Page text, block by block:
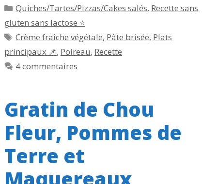
Catégories
Quiches/Tartes/Pizzas/Cakes salés, Recette sans
gluten sans lactose ⭐
Étiquettes
Crème fraîche végétale, Pâte brisée, Plats
principaux 📌, Poireau, Recette
4 commentaires
Gratin de Chou
Fleur, Pommes de
Terre et